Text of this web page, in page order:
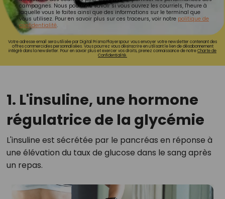
campagnes. Nous pourrons savoir si vous ouvrez les courriels, l'heure à
laquelle vous le faites ainsi que des informations sur le terminal que
vous utilisez. Pour en savoir plus sur ces traceurs, voir notre politique de
confidentialité.
Votre adresse email sera utilisée par Digital Prisma Playerspour vous envoyer votre newsletter contenant des
offres commerciales personnalisées. Vous pourrez vous désinscrire en utilisant le lien de désabonnement
intégré dans la newsletter. Pour en savoir plus et exercer vos droits, prenez connaissance de notreCharte de
Confidentialité.
1. L'insuline, une hormone
régulatrice de la glycémie
L'insuline est sécrétée par le pancréas en réponse à
une élévation du taux de glucose dans le sang après
un repas.